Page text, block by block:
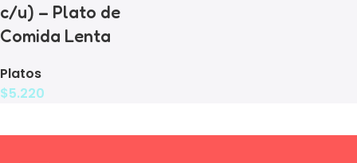
c/u) – Plato de
Comida Lenta
Platos
$5.220